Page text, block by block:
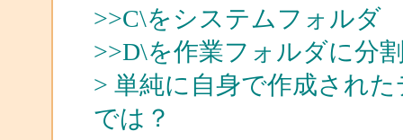
>>C\をシステムフォル
>>D\を作業フォルダに分
> 単純に自身で作成され
では？